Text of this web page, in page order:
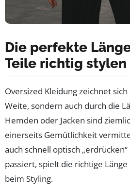
Die perfekte
Teile richtig stylen
Oversized Kleidung zeichnet
Weite, sondern auch durch die
Hemden oder Jacken sind
einerseits Gemütlichkeit
auch schnell optisch
passiert, spielt die richtige
beim Styling.